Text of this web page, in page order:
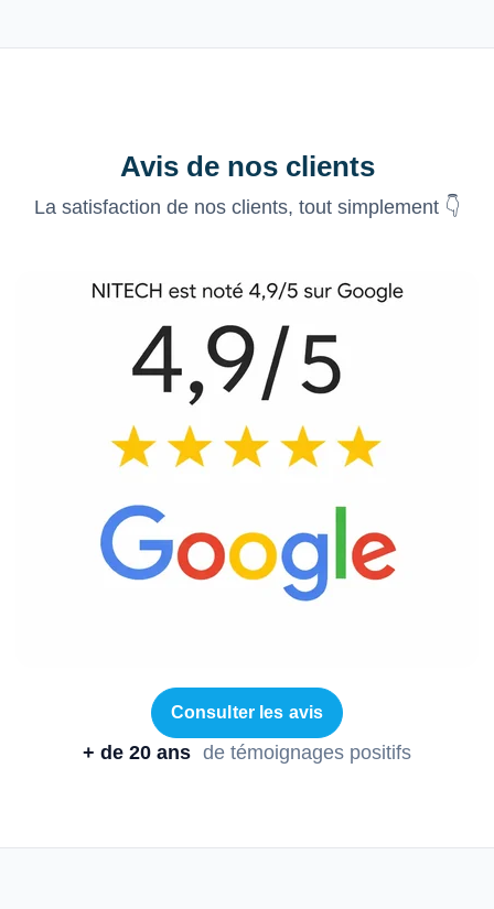
Avis de nos clients
La satisfaction de nos clients, tout simplement 👇
Consulter les avis
+ de 20 ans de témoignages positifs